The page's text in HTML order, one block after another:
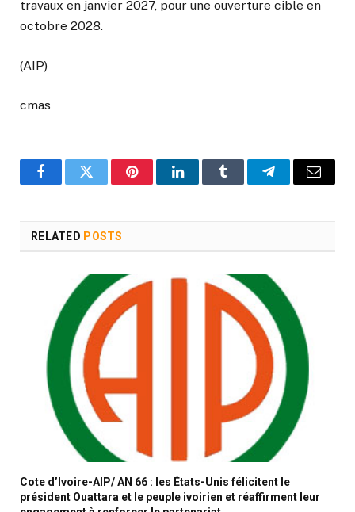
travaux en janvier 2027, pour une ouverture cible en
octobre 2028.
(AIP)
cmas
FacebookTwitter PinterestLinkedInTumblr TelegramEmail
RELATED POSTS
Cote d’Ivoire-AIP/ AN 66 : les États-Unis félicitent le
président Ouattara et le peuple ivoirien et réaffirment leur